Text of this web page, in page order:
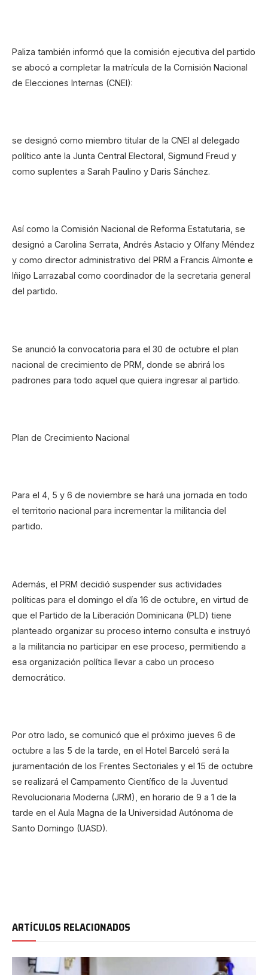
Paliza también informó que la comisión ejecutiva del partido
se abocó a completar la matrícula de la Comisión Nacional
de Elecciones Internas (CNEI):
se designó como miembro titular de la CNEI al delegado
político ante la Junta Central Electoral, Sigmund Freud y
como suplentes a Sarah Paulino y Daris Sánchez.
Así como la Comisión Nacional de Reforma Estatutaria, se
designó a Carolina Serrata, Andrés Astacio y Olfany Méndez
y como director administrativo del PRM a Francis Almonte e
Iñigo Larrazabal como coordinador de la secretaria general
del partido.
Se anunció la convocatoria para el 30 de octubre el plan
nacional de crecimiento de PRM, donde se abrirá los
padrones para todo aquel que quiera ingresar al partido.
Plan de Crecimiento Nacional
Para el 4, 5 y 6 de noviembre se hará una jornada en todo
el territorio nacional para incrementar la militancia del
partido.
Además, el PRM decidió suspender sus actividades
políticas para el domingo el día 16 de octubre, en virtud de
que el Partido de la Liberación Dominicana (PLD) tiene
planteado organizar su proceso interno consulta e instruyó
a la militancia no participar en ese proceso, permitiendo a
esa organización política llevar a cabo un proceso
democrático.
Por otro lado, se comunicó que el próximo jueves 6 de
octubre a las 5 de la tarde, en el Hotel Barceló será la
juramentación de los Frentes Sectoriales y el 15 de octubre
se realizará el Campamento Científico de la Juventud
Revolucionaria Moderna (JRM), en horario de 9 a 1 de la
tarde en el Aula Magna de la Universidad Autónoma de
Santo Domingo (UASD).
ARTÍCULOS RELACIONADOS